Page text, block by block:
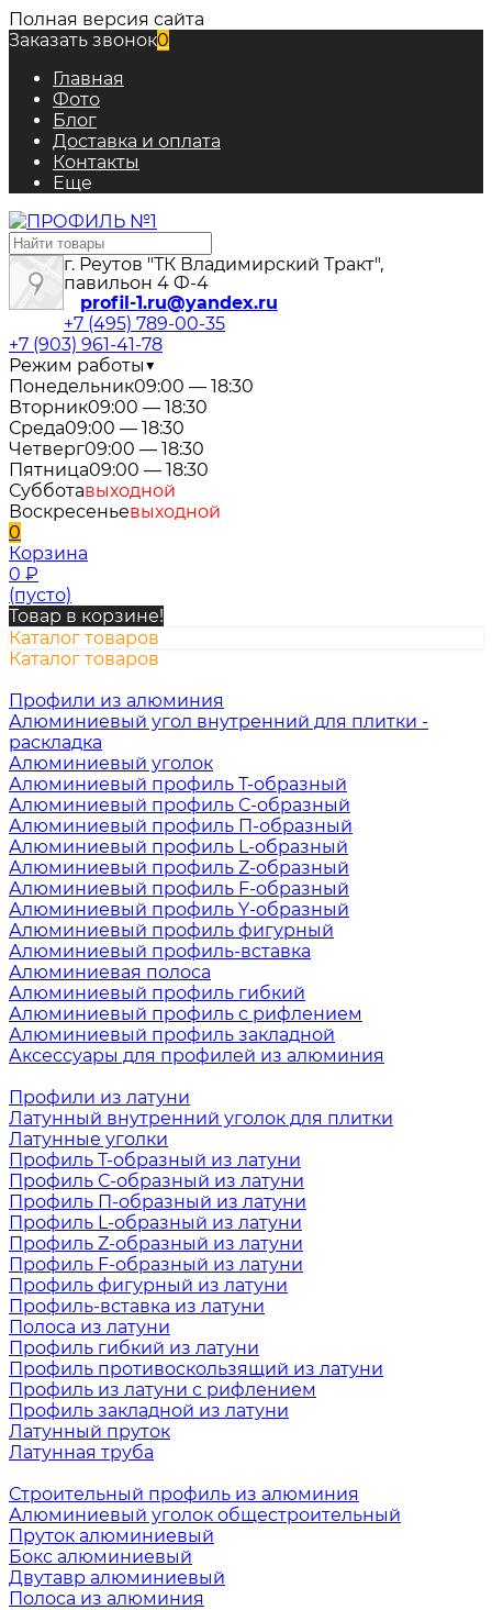
Полная версия сайта
Заказать звонок0
Главная
Фото
Блог
Доставка и оплата
Контакты
Еще
г. Реутов "ТК Владимирский Тракт",
павильон 4 Ф-4
profil-1.ru@yandex.ru
+7 (495) 789-00-35
+7 (903) 961-41-78
Режим работы▼
Понедельник09:00 — 18:30
Вторник09:00 — 18:30
Среда09:00 — 18:30
Четверг09:00 — 18:30
Пятница09:00 — 18:30
Субботавыходной
Воскресеньевыходной
0
Корзина
0 ₽
(пусто)
Товар в корзине!
Каталог товаров
Каталог товаров
Профили из алюминия
Алюминиевый угол внутренний для плитки -
раскладка
Алюминиевый уголок
Алюминиевый профиль Т-образный
Алюминиевый профиль С-образный
Алюминиевый профиль П-образный
Алюминиевый профиль L-образный
Алюминиевый профиль Z-образный
Алюминиевый профиль F-образный
Алюминиевый профиль Y-образный
Алюминиевый профиль фигурный
Алюминиевый профиль-вставка
Алюминиевая полоса
Алюминиевый профиль гибкий
Алюминиевый профиль с рифлением
Алюминиевый профиль закладной
Аксессуары для профилей из алюминия
Профили из латуни
Латунный внутренний уголок для плитки
Латунные уголки
Профиль Т-образный из латуни
Профиль С-образный из латуни
Профиль П-образный из латуни
Профиль L-образный из латуни
Профиль Z-образный из латуни
Профиль F-образный из латуни
Профиль фигурный из латуни
Профиль-вставка из латуни
Полоса из латуни
Профиль гибкий из латуни
Профиль противоскользящий из латуни
Профиль из латуни с рифлением
Профиль закладной из латуни
Латунный пруток
Латунная труба
Строительный профиль из алюминия
Алюминиевый уголок общестроительный
Пруток алюминиевый
Бокс алюминиевый
Двутавр алюминиевый
Полоса из алюминия